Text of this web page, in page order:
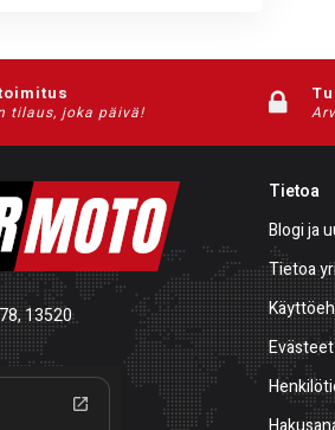
tilaus, joka päivä!
13520
Tietoa
Blogi ja
Tietoa